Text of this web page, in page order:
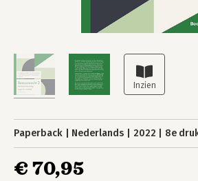
Paperback Nederlands 2022 8e
€ 70,95